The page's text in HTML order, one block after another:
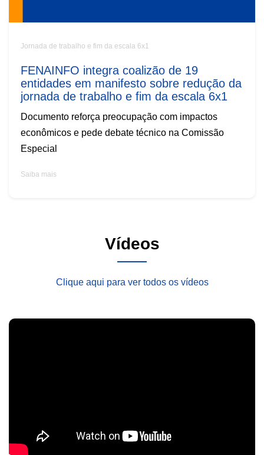
Jornada de trabalho e fim da escala 6x1
FENAINFO integra coalizão de 19
entidades em manifesto sobre redução da
jornada de trabalho e fim da escala 6x1
Documento reforça preocupação com impactos
econômicos e pede debate técnico na Comissão
Especial
Saiba mais
Vídeos
Clique aqui para ver todos os vídeos